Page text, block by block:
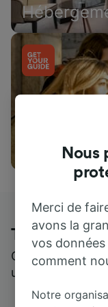
Attractions
Trainline :
Qui mieux pour
utilisent ?
Nous
Merci de
avons la
vos
comment
Notre